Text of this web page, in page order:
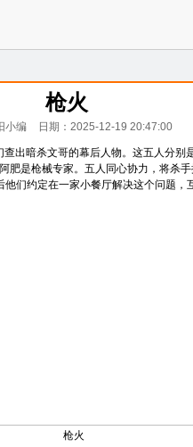
枪火
小编 日期：2025-12-19 20:47:00
暗杀文哥的幕后人物。这五人分
是枪械专家。五人同心协力，将
他们约定在一家小餐厅解决这个问